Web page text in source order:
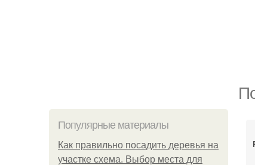
Популярные материалы
Как правильно посадить деревья на
участке схема. Выбор места для